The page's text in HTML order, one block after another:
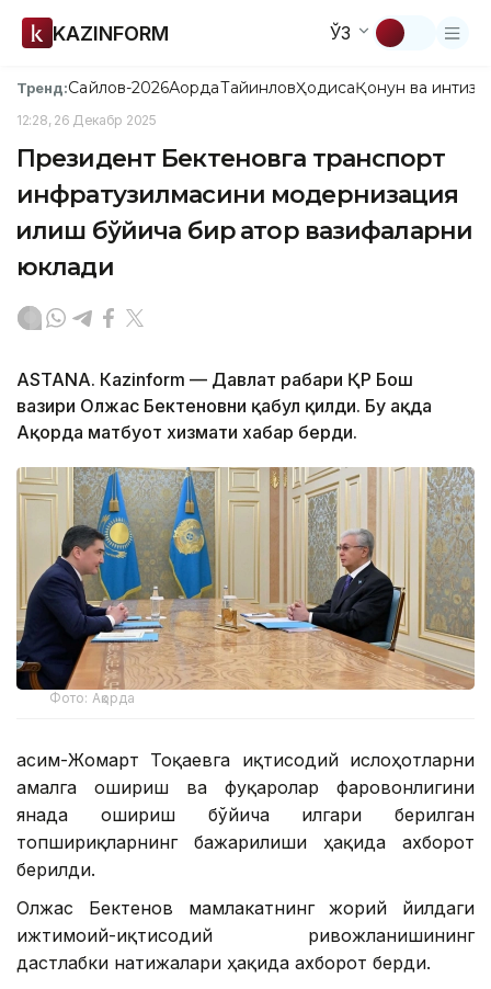
KAZINFORM ЎЗ
Тренд:Сайлов-2026АқордаТайинловҲодисаҚонун ва
12:28, 26 Декабр 2025
Президент Бектеновга транспорт
инфратузилмасини модернизация
қилиш бўйича бир қатор вазифаларни
юклади
ASTANА. Кazinform — Давлат раҳбари ҚР Бош
вазири Олжас Бектеновни қабул қилди. Бу ҳақда
Ақорда матбуот хизмати хабар берди.
Фото: Ақорда
Қасим-Жомарт Тоқаевга иқтисодий ислоҳотларни
амалга ошириш ва фуқаролар фаровонлигини
янада ошириш бўйича илгари берилган
топшириқларнинг бажарилиши ҳақида ахборот
берилди.
Олжас Бектенов мамлакатнинг жорий йилдаги
ижтимоий-иқтисодий ривожланишининг
дастлабки натижалари ҳақида ахборот берди.